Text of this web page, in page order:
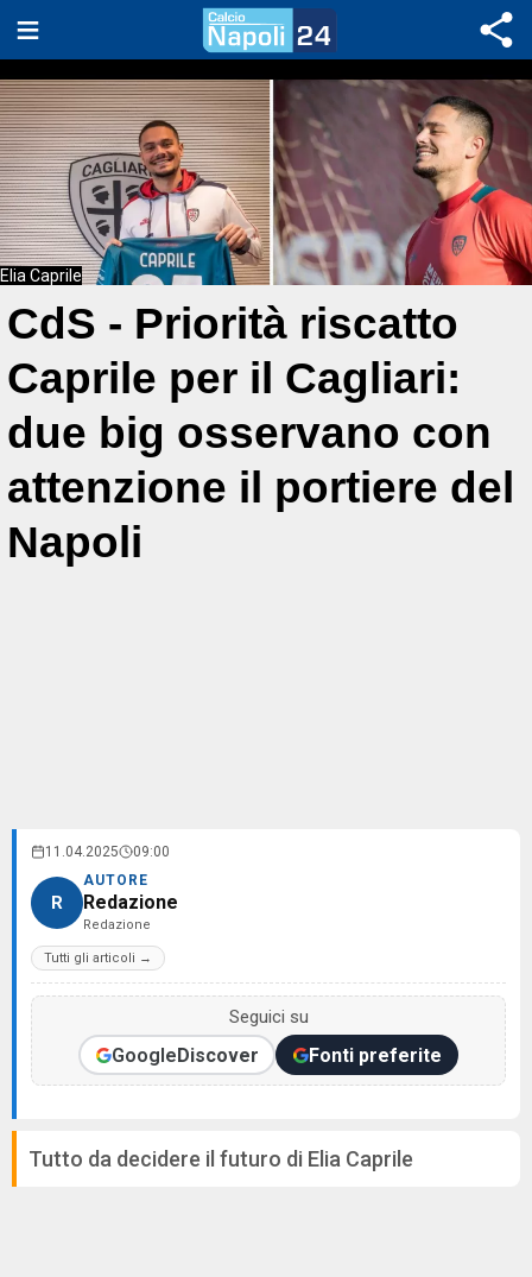
Elia Caprile
CdS - Priorità riscatto
Caprile per il Cagliari:
due big osservano con
attenzione il portiere del
Napoli
11.04.2025 09:00
R
AUTORE
Redazione
Redazione
Tutti gli articoli →
Seguici su
GoogleDiscover Fonti preferite
Tutto da decidere il futuro di Elia Caprile